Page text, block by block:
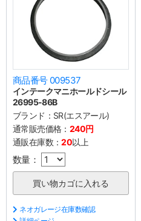
商品番号 009537
インテークマニホールドシール
26995-86B
ブランド： SR(エスアール)
通常販売価格： 240円
通販在庫数：20以上
数量：
ネオガレージ在庫数確認